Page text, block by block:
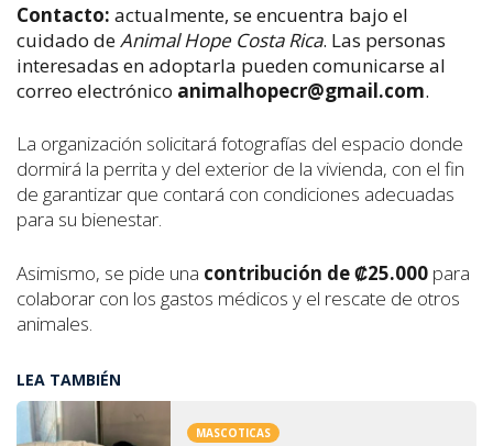
Contacto: actualmente, se encuentra bajo el
cuidado deAnimal Hope Costa Rica. Las personas
interesadas en adoptarla pueden comunicarse al
correo electrónico animalhopecr@gmail.com.
La organización solicitará fotografías del espacio donde
dormirá la perrita y del exterior de la vivienda, con el fin
de garantizar que contará con condiciones adecuadas
para su bienestar.
Asimismo, se pide una contribución de ₡25.000 para
colaborar con los gastos médicos y el rescate de otros
animales.
LEA TAMBIÉN
MASCOTICAS